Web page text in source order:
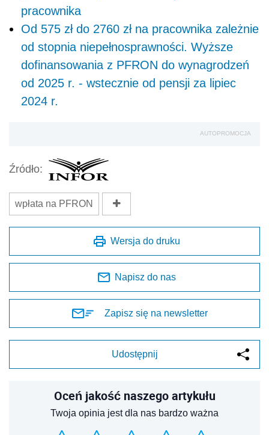
pracownika
Od 575 zł do 2760 zł na pracownika zależnie
od stopnia niepełnosprawności. Wyższe
dofinansowania z PFRON do wynagrodzeń
od 2025 r. - wstecznie od pensji za lipiec
2024 r.
AUTOPROMOCJA
Źródło:
wpłata na PFRON
Wersja do druku
Napisz do nas
Zapisz się na newsletter
Udostępnij
Oceń jakość naszego artykułu
Twoja opinia jest dla nas bardzo ważna